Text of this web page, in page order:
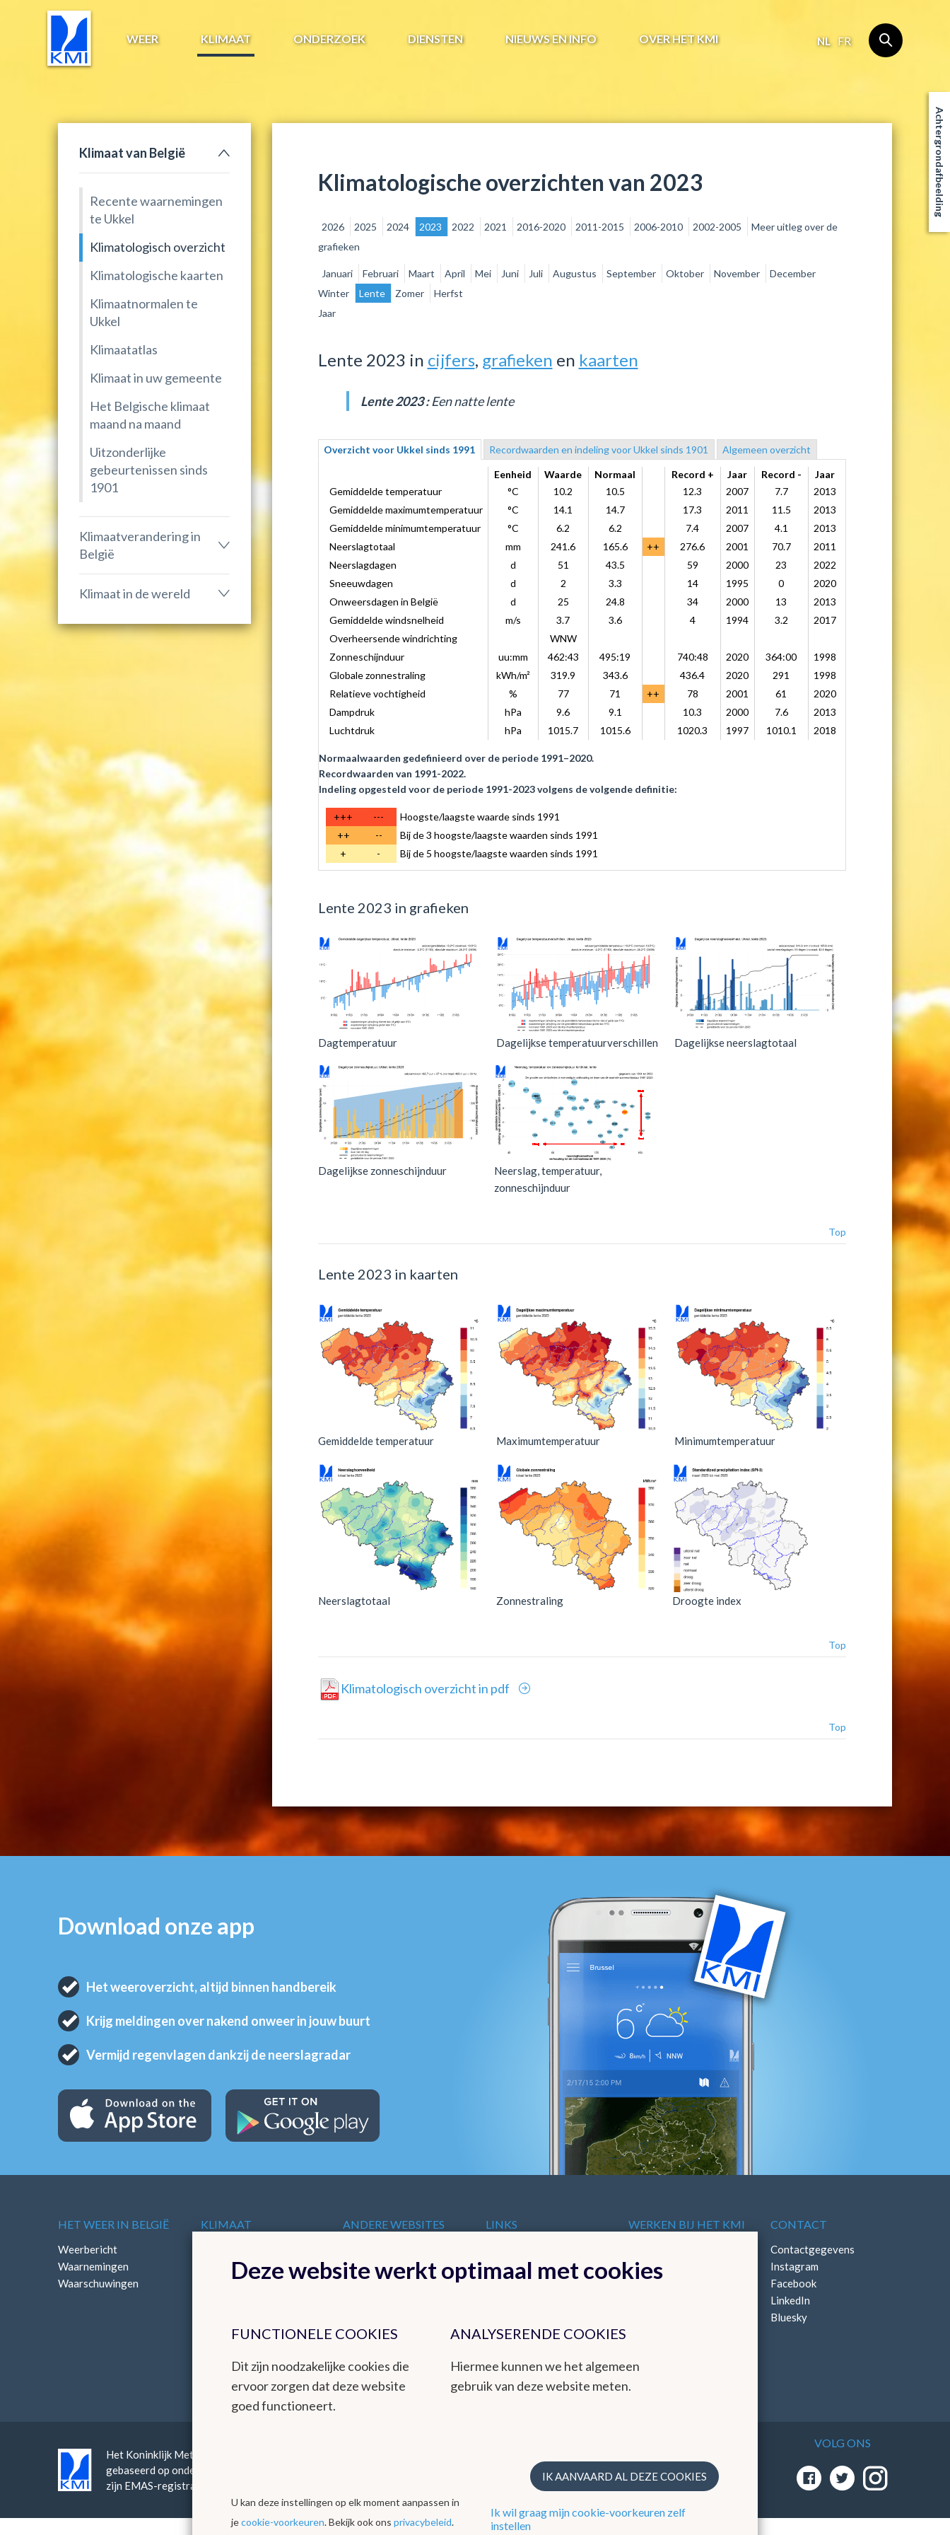
WEER KLIMAAT ONDERZOEK DIENSTEN NIEUWS EN INFO OVER HET KMI NL FR
Klimaat van België
Recente waarnemingen
te Ukkel
Klimatologisch overzicht
Klimatologische kaarten
Klimaatnormalen te
Ukkel
Klimaatatlas
Klimaat in uw gemeente
Het Belgische klimaat
maand na maand
Uitzonderlijke
gebeurtenissen sinds
1901
Klimaatverandering in
België
Klimaat in de wereld
Klimatologische overzichten van 2023
2026 2025 2024 2023 2022 2021 2016-2020 2011-2015 2006-2010 2002-2005
Meer uitleg over de
grafieken
Januari Februari Maart April Mei Juni Juli Augustus September Oktober November
December
Winter
Lente Zomer
Herfst
Jaar
Lente 2023 in cijfers, grafieken en kaarten
Lente 2023 :Een natte lente
Overzicht voor Ukkel sinds 1991 Recordwaarden en indeling voor Ukkel sinds 1901 Algemeen overzicht
Eenheid Waarde Normaal Record + Jaar Record -
Jaar
Gemiddelde temperatuur
°C 10.2 10.5 12.3 2007 7.7
2013
Gemiddelde maximumtemperatuur
°C 14.1 14.7 17.3 2011 11.5
2013
Gemiddelde minimumtemperatuur
°C 6.2 6.2 7.4 2007 4.1
2013
Neerslagtotaal
mm 241.6 165.6 ++ 276.6 2001 70.7
2011
Neerslagdagen
d 51 43.5 59 2000 23
2022
Sneeuwdagen
d 2 3.3 14 1995 0
2020
Onweersdagen in België
d 25 24.8 34 2000 13
2013
Gemiddelde windsnelheid
m/s 3.7 3.6 4 1994 3.2
2017
Overheersende windrichting
WNW
Zonneschijnduur
uu:mm 462:43 495:19 740:48 2020 364:00
1998
Globale zonnestraling
kWh/m² 319.9 343.6 436.4 2020 291
1998
Relatieve vochtigheid
% 77 71 ++ 78 2001 61
2020
Dampdruk
hPa 9.6 9.1 10.3 2000 7.6
2013
Luchtdruk
hPa 1015.7 1015.6 1020.3 1997 1010.1 2018
Normaalwaarden gedefinieerd over de periode 1991–2020.
Recordwaarden van 1991-2022.
Indeling opgesteld voor de periode 1991-2023 volgens de volgende definitie:
+++ ---
Hoogste/laagste waarde sinds 1991
++
--
Bij de 3 hoogste/laagste waarden sinds 1991
+
- Bij de 5 hoogste/laagste waarden sinds 1991
Lente 2023 in grafieken
Dagtemperatuur Dagelijkse temperatuurverschillen Dagelijkse neerslagtotaal
Dagelijkse zonneschijnduur
Neerslag, temperatuur,
zonneschijnduur
Top
Lente 2023 in kaarten
Gemiddelde temperatuur Maximumtemperatuur Minimumtemperatuur
Neerslagtotaal Zonnestraling Droogte index
Top
Klimatologisch overzicht in pdf
Top
Download onze app
Het weeroverzicht, altijd binnen handbereik
Krijg meldingen over nakend onweer in jouw buurt
Vermijd regenvlagen dankzij de neerslagradar
HET WEER IN BELGIË
Weerbericht
Waarnemingen
Waarschuwingen
KLIMAAT
Klimatologische kaarten
ANDERE WEBSITES
KMI in Dourbes
Radar
Climate Dynamics
LINKS
meteorologische
diensten
Nationale organisaties
Wetenschappelijke
Instellingen
WERKEN BIJ HET KMI
Stages
CONTACT
Contactgegevens
Instagram
Facebook
LinkedIn
Bluesky
Het Koninklijk Meteorologisch Instituut biedt een betrouwbare dienstverlening aan het publiek en de overheden,
gebaseerd op onderzoek, innovatie en continuïteit. Het KMI is een instituut dat ook milieu-uitdagingen integreert via
zijn EMAS-registratie en continue verbetering via zijn kwaliteitsmanagementsysteem volgens de ISO9001-norm.
VOLG ONS
Achtergrondafbeelding
Deze website werkt optimaal met cookies
FUNCTIONELE COOKIES
Dit zijn noodzakelijke cookies die
ervoor zorgen dat deze website
goed functioneert.
ANALYSERENDE COOKIES
Hiermee kunnen we het algemeen
gebruik van deze website meten.
U kan deze instellingen op elk moment aanpassen in
jecookie-voorkeuren. Bekijk ook ons privacybeleid.
IK AANVAARD AL DEZE COOKIES
Ik wil graag mijn cookie-voorkeuren zelf
instellen